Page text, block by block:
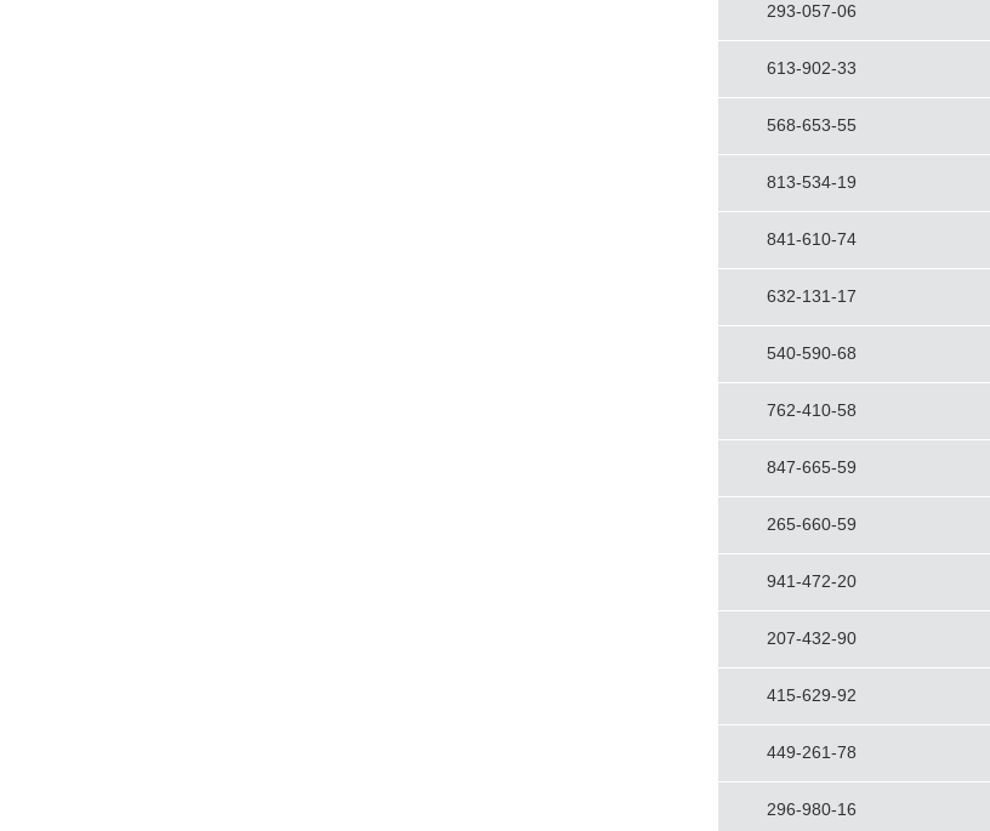
293-057-06
613-902-33
568-653-55
813-534-19
841-610-74
632-131-17
540-590-68
762-410-58
847-665-59
265-660-59
941-472-20
207-432-90
415-629-92
449-261-78
296-980-16